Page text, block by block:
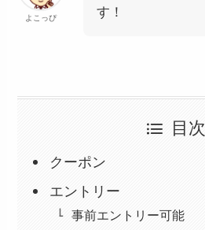
よこっぴ
す！
目次
クーポン
エントリー
事前エントリー可能